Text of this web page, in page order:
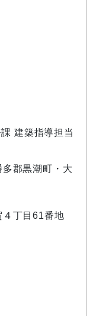
建築指導担当
郡黒潮町・大
丁目61番地